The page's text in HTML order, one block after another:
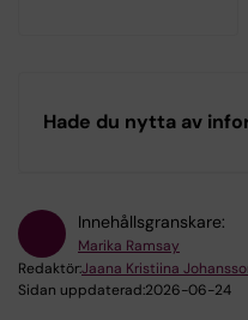
Hade du nytta av
Innehållsgranskare:
Marika Ramsay
Redaktör:Jaana Kristiina
Sidan uppdaterad:2026-06-24